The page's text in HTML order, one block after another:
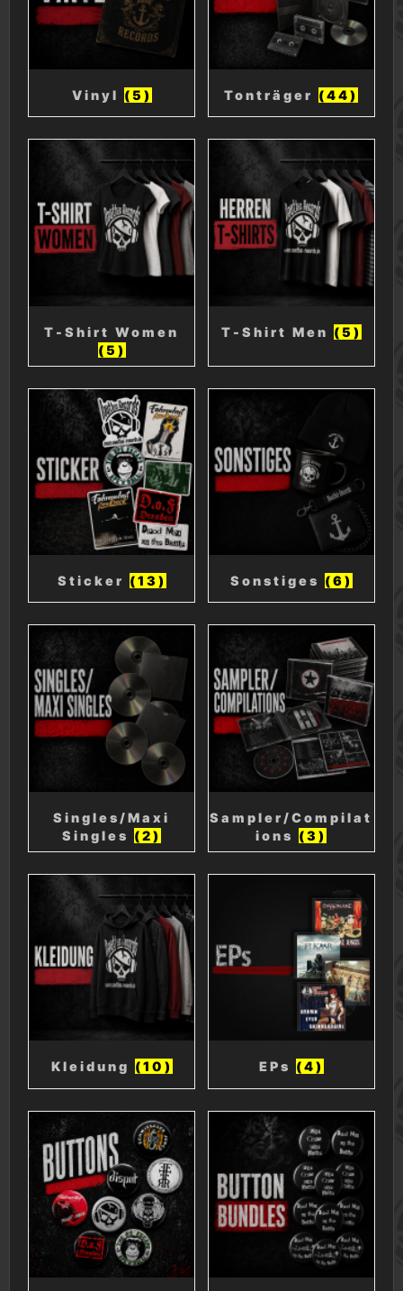
Vinyl (5) Tonträger (44)
T-Shirt Women
(5)
T-Shirt Men (5)
Sticker (13) Sonstiges (6)
Singles/Maxi
Singles (2)
Sampler/Compilat
ions (3)
Kleidung (10) EPs (4)